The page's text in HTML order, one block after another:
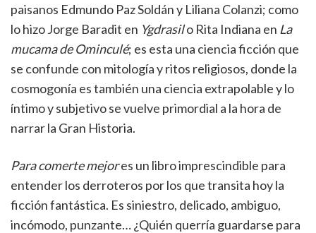
paisanos Edmundo Paz Soldán y Liliana Colanzi; como
lo hizo Jorge Baradit en Ygdrasilo Rita Indiana en La
mucama de Ominculé; es esta una ciencia ficción que
se confunde con mitología y ritos religiosos, donde la
cosmogonía es también una ciencia extrapolable y lo
íntimo y subjetivo se vuelve primordial a la hora de
narrar la Gran Historia.
Para comerte mejores un libro imprescindible para
entender los derroteros por los que transita hoy la
ficción fantástica. Es siniestro, delicado, ambiguo,
incómodo, punzante… ¿Quién querría guardarse para